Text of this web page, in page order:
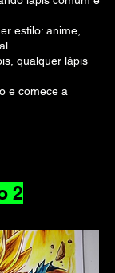
estilo: anime,
qualquer lápis
e comece a
2